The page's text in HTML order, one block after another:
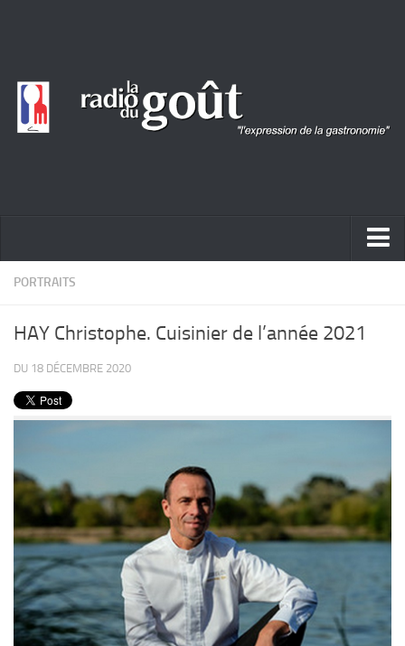
ACTUALITÉ
PRODUITS
Entrées
Plats
Desserts
Sauces
PORTRAITS
HAY Christophe. Cuisinier de l’année 2021
DU 18 DÉCEMBRE 2020